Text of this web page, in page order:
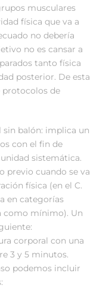
musculares
física que va a
no debería
no es cansar a
tanto física
posterior. De esta
protocolos de
sin balón: implica un
con el fin de
sistemática.
previo cuando se va
física (en el C.
en categorías
como mínimo). Un
corporal con una
3 y 5 minutos.
podemos incluir